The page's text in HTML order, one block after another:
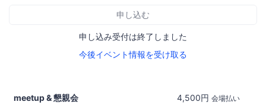
申し込む
申し込み受付は終了しました
今後イベント情報を受け取る
meetup & 懇親会 4,500円 会場払い